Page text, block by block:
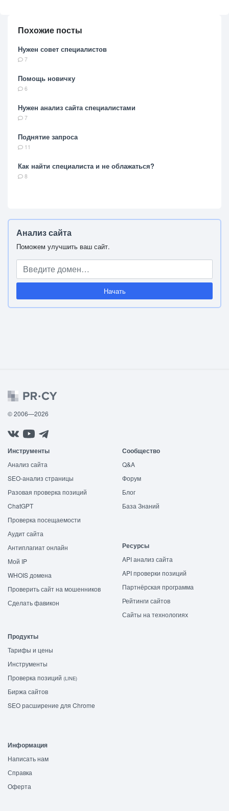
Похожие посты
Нужен совет специалистов
7
Помощь новичку
6
Нужен анализ сайта специалистами
7
Поднятие запроса
11
Как найти специалиста и не облажаться?
8
Анализ сайта
Поможем улучшить ваш сайт.
Начать
© 2006—2026
Инструменты
Анализ сайта
SEO-анализ страницы
Разовая проверка позиций
ChatGPT
Проверка посещаемости
Аудит сайта
Антиплагиат онлайн
Мой IP
WHOIS домена
Проверить сайт на мошенников
Сделать фавикон
Сообщество
Q&A
Форум
Блог
База Знаний
Ресурсы
API анализ сайта
API проверки позиций
Партнёрская программа
Рейтинги сайтов
Сайты на технологиях
Продукты
Тарифы и цены
Инструменты
Проверка позиций (LINE)
Биржа сайтов
SEO расширение для Chrome
Информация
Написать нам
Справка
Оферта